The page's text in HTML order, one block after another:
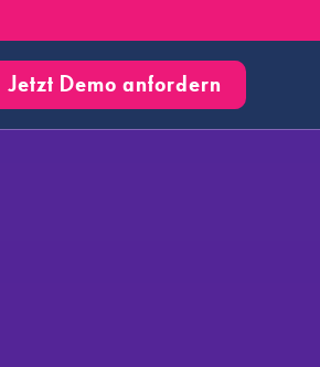
Stories
Jetzt Demo anfordern